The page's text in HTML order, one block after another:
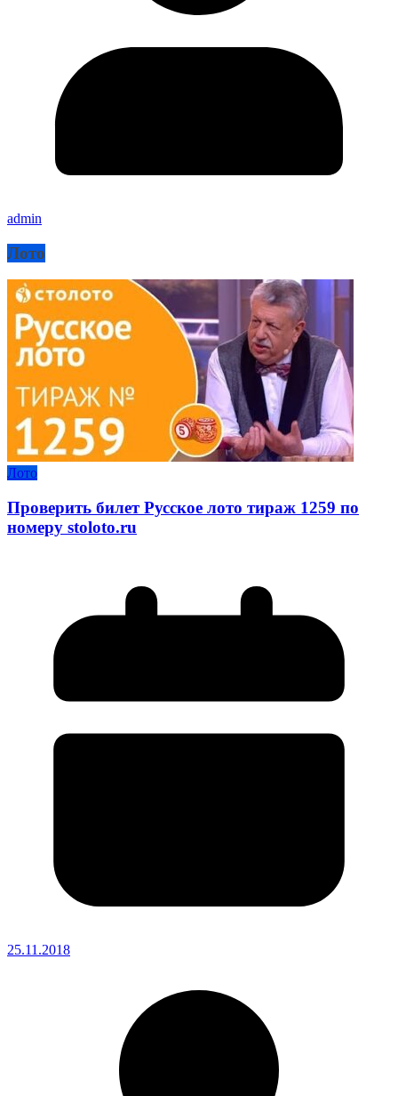
admin
Лото
Лото
Проверить билет Русское лото тираж 1259 по
номеру stoloto.ru
25.11.2018